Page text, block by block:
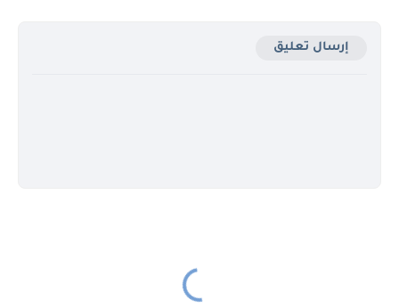
إرسال تعليق